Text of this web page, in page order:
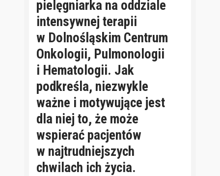
pielęgniarka na oddziale
intensywnej terapii
w Dolnośląskim Centrum
Onkologii, Pulmonologii
i Hematologii. Jak
podkreśla, niezwykle
ważne i motywujące jest
dla niej to, że może
wspierać pacjentów
w najtrudniejszych
chwilach ich życia.